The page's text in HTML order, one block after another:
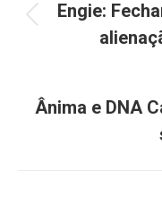
de
Engie:
Ânima e DNA